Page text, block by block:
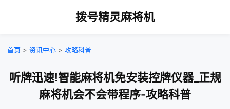
拨号精灵麻将机
首页 > 资讯中心 > 攻略科普
听牌迅速!智能麻将机免安装控牌仪器_正规
麻将机会不会带程序-攻略科普